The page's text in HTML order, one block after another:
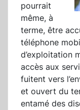
pourrait
même, à
terme, être
téléphone
d’exploitation
accès aux
fuitent vers
et ouvert du
entamé des